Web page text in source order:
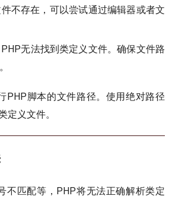
不存在，可以尝试通过编辑器或者文
无法找到类定义文件。确保文件路
PHP脚本的文件路径。使用绝对路径
定义文件。
不匹配等，PHP将无法正确解析类定